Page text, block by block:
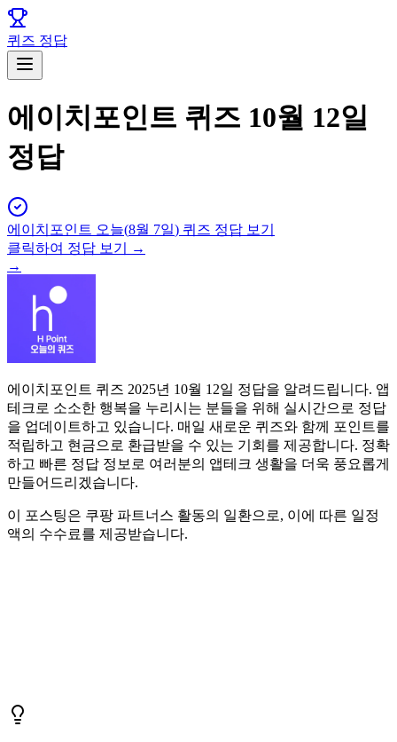
퀴즈 정답
에이치포인트 퀴즈 10월 12일
정답
에이치포인트 오늘(8월 7일) 퀴즈 정답 보기
클릭하여 정답 보기 →
→
에이치포인트 퀴즈 2025년 10월 12일 정답을 알려드립니다. 앱
테크로 소소한 행복을 누리시는 분들을 위해 실시간으로 정답
을 업데이트하고 있습니다. 매일 새로운 퀴즈와 함께 포인트를
적립하고 현금으로 환급받을 수 있는 기회를 제공합니다. 정확
하고 빠른 정답 정보로 여러분의 앱테크 생활을 더욱 풍요롭게
만들어드리겠습니다.
이 포스팅은 쿠팡 파트너스 활동의 일환으로, 이에 따른 일정
액의 수수료를 제공받습니다.